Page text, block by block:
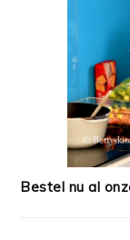
Bestel nu al